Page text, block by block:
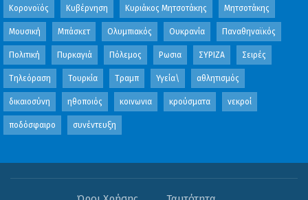
Κορονοϊός Κυβέρνηση Κυριάκος Μητσοτάκης Μητσοτάκης
Μουσική Μπάσκετ Ολυμπιακός Ουκρανία Παναθηναϊκός
Πολιτική Πυρκαγιά Πόλεμος Ρωσια ΣΥΡΙΖΑ Σειρές
Τηλεόραση Τουρκία Τραμπ Υγεία\ αθλητισμός
δικαιοσύνη ηθοποιός κοινωνια κρούσματα νεκροί
ποδόσφαιρο συνέντευξη